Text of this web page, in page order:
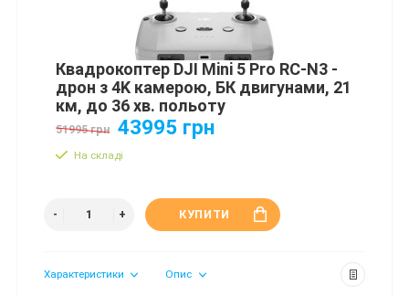
Квадрокоптер DJI Mini 5 Pro RC-N3 -
дрон з 4K камерою, БК двигунами, 21
км, до 36 хв. польоту
51995 грн 43995 грн
На складі
КУПИТИ
Характеристики Опис